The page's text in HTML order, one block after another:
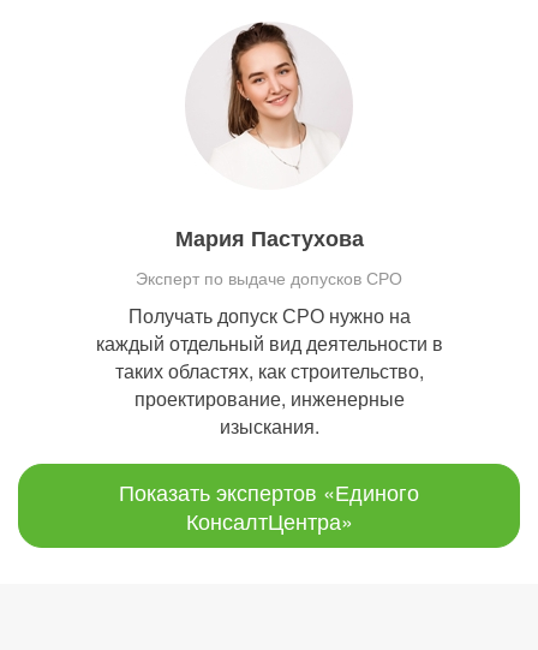
Мария Пастухова
Эксперт по выдаче допусков СРО
Получать допуск СРО нужно на
каждый отдельный вид деятельности в
таких областях, как строительство,
проектирование, инженерные
изыскания.
Показать экспертов «Единого
КонсалтЦентра»